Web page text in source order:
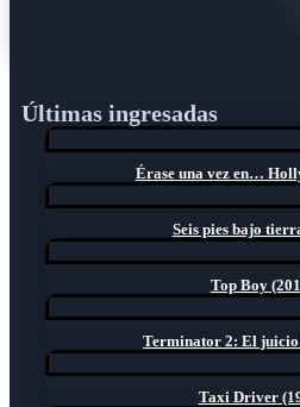
Últimas ingresadas
Érase una vez en…
Seis pies bajo
Top Boy
Terminator 2: El
Taxi Driver